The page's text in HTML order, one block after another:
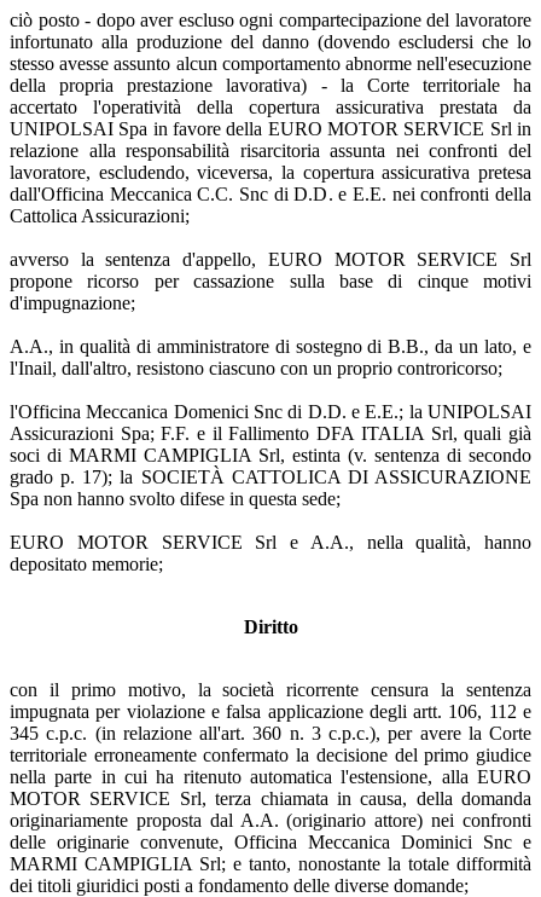
ciò posto - dopo aver escluso ogni compartecipazione del lavoratore
infortunato alla produzione del danno (dovendo escludersi che lo
stesso avesse assunto alcun comportamento abnorme nell'esecuzione
della propria prestazione lavorativa) - la Corte territoriale ha
accertato l'operatività della copertura assicurativa prestata da
UNIPOLSAI Spa in favore della EURO MOTOR SERVICE Srl in
relazione alla responsabilità risarcitoria assunta nei confronti del
lavoratore, escludendo, viceversa, la copertura assicurativa pretesa
dall'Officina Meccanica C.C. Snc di D.D. e E.E. nei confronti della
Cattolica Assicurazioni;
avverso la sentenza d'appello, EURO MOTOR SERVICE Srl
propone ricorso per cassazione sulla base di cinque motivi
d'impugnazione;
A.A., in qualità di amministratore di sostegno di B.B., da un lato, e
l'Inail, dall'altro, resistono ciascuno con un proprio controricorso;
l'Officina Meccanica Domenici Snc di D.D. e E.E.; la UNIPOLSAI
Assicurazioni Spa; F.F. e il Fallimento DFA ITALIA Srl, quali già
soci di MARMI CAMPIGLIA Srl, estinta (v. sentenza di secondo
grado p. 17); la SOCIETÀ CATTOLICA DI ASSICURAZIONE
Spa non hanno svolto difese in questa sede;
EURO MOTOR SERVICE Srl e A.A., nella qualità, hanno
depositato memorie;
Diritto
con il primo motivo, la società ricorrente censura la sentenza
impugnata per violazione e falsa applicazione degli artt. 106, 112 e
345 c.p.c. (in relazione all'art. 360 n. 3 c.p.c.), per avere la Corte
territoriale erroneamente confermato la decisione del primo giudice
nella parte in cui ha ritenuto automatica l'estensione, alla EURO
MOTOR SERVICE Srl, terza chiamata in causa, della domanda
originariamente proposta dal A.A. (originario attore) nei confronti
delle originarie convenute, Officina Meccanica Dominici Snc e
MARMI CAMPIGLIA Srl; e tanto, nonostante la totale difformità
dei titoli giuridici posti a fondamento delle diverse domande;